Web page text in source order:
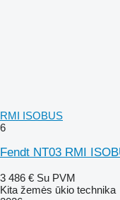
RMI ISOBUS
6
Fendt NT03 RMI
3 486 € Su PVM
Kita žemės ūkio technika